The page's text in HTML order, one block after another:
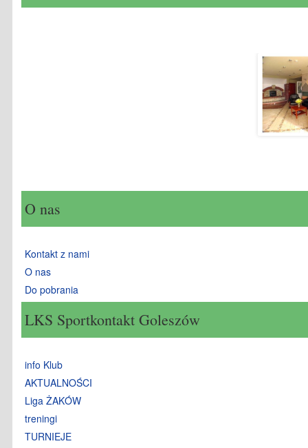
O nas
Kontakt z nami
O nas
Do pobrania
LKS Sportkontakt Goleszów
info Klub
AKTUALNOŚCI
Liga ŻAKÓW
treningi
TURNIEJE